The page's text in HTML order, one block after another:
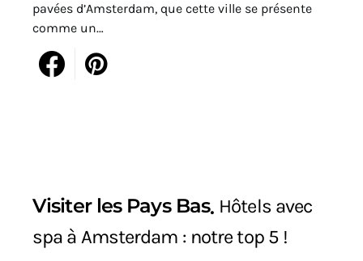
pavées d’Amsterdam, que cette ville se présente
comme un…
Visiter les Pays Bas Hôtels avec
spa à Amsterdam : notre top 5 !